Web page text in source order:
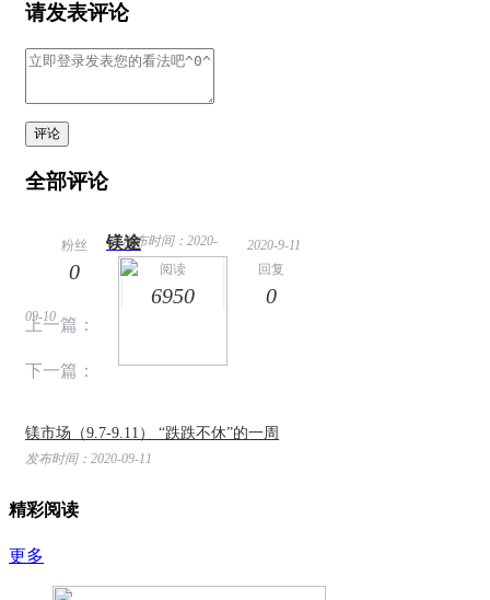
请发表评论
评论
全部评论
2020-9-11
14:10
镁途
粉丝
0 阅读
6950
回复
0
上一篇：
发布时间：2020-
09-10
下一篇：
镁市场（9.7-9.11） “跌跌不休”的一周
发布时间：2020-09-11
精彩阅读
更多